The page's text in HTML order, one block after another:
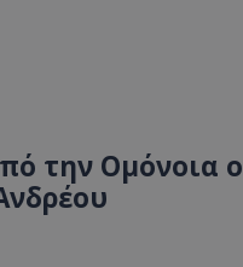
την Ομόνοια ο